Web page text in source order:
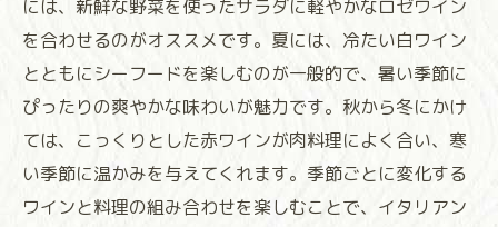
には、新鮮な野菜を使ったサラダに軽やかなロゼワイン
を合わせるのがオススメです。夏には、冷たい白ワイン
とともにシーフードを楽しむのが一般的で、暑い季節に
ぴったりの爽やかな味わいが魅力です。秋から冬にかけ
ては、こっくりとした赤ワインが肉料理によく合い、寒
い季節に温かみを与えてくれます。季節ごとに変化する
ワインと料理の組み合わせを楽しむことで、イタリアン